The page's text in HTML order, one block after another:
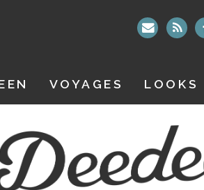
VOYAGES LOOKS